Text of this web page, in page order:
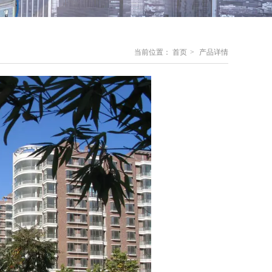
当前位置： 首页 > 产品详情